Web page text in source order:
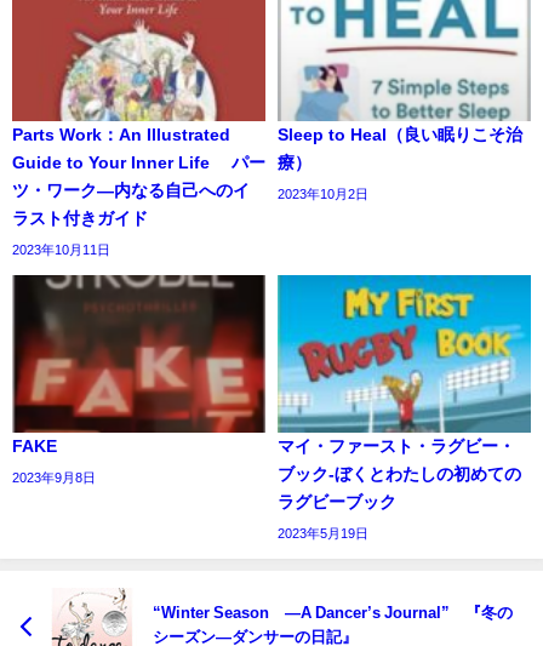
Parts Work：An Illustrated
Guide to Your Inner Life パー
ツ・ワーク―内なる自己へのイ
ラスト付きガイド
2023年10月11日
Sleep to Heal（良い眠りこそ治
療）
2023年10月2日
FAKE
2023年9月8日
マイ・ファースト・ラグビー・
ブック‐ぼくとわたしの初めての
ラグビーブック
2023年5月19日
“Winter Season ―A Dancer’s Journal” 『冬の
シーズン―ダンサーの日記』